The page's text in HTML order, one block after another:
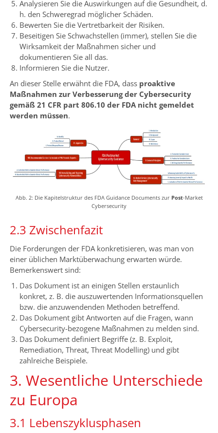
Analysieren Sie die Auswirkungen auf die Gesundheit, d.
h. den Schweregrad möglicher Schäden.
Bewerten Sie die Vertretbarkeit der Risiken.
Beseitigen Sie Schwachstellen (immer), stellen Sie die
Wirksamkeit der Maßnahmen sicher und
dokumentieren Sie all das.
Informieren Sie die Nutzer.
An dieser Stelle erwähnt die FDA, dass proaktive
Maßnahmen zur Verbesserung der Cybersecurity
gemäß 21 CFR part 806.10 der FDA nicht gemeldet
werden müssen.
Abb. 2: Die Kapitelstruktur des FDA Guidance Documents zur Post-Market
Cybersecurity
2.3 Zwischenfazit
Die Forderungen der FDA konkretisieren, was man von
einer üblichen Marktüberwachung erwarten würde.
Bemerkenswert sind:
Das Dokument ist an einigen Stellen erstaunlich
konkret, z. B. die auszuwertenden Informationsquellen
bzw. die anzuwendenden Methoden betreffend.
Das Dokument gibt Antworten auf die Fragen, wann
Cybersecurity-bezogene Maßnahmen zu melden sind.
Das Dokument definiert Begriffe (z. B. Exploit,
Remediation, Threat, Threat Modelling) und gibt
zahlreiche Beispiele.
3. Wesentliche Unterschiede
zu Europa
3.1 Lebenszyklusphasen